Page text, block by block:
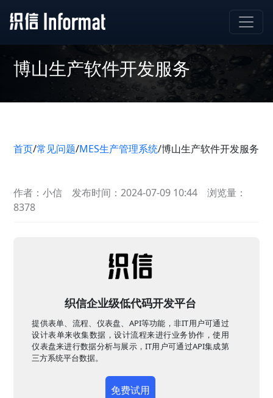
博山生产软件开发服务
首页/常见问题/MES生产管理系统/博山生产软件开发服务
作者：小信 发布时间：2024-07-09 10:44
浏览量：
8378
织信企业级低代码开发平台
提供表单、流程、仪表盘、API等功能，非IT用户可通过
设计表单来收集数据，设计流程来进行业务协作，使用
仪表盘来进行数据分析与展示，IT用户可通过API集成第
三方系统平台数据。
免费试用